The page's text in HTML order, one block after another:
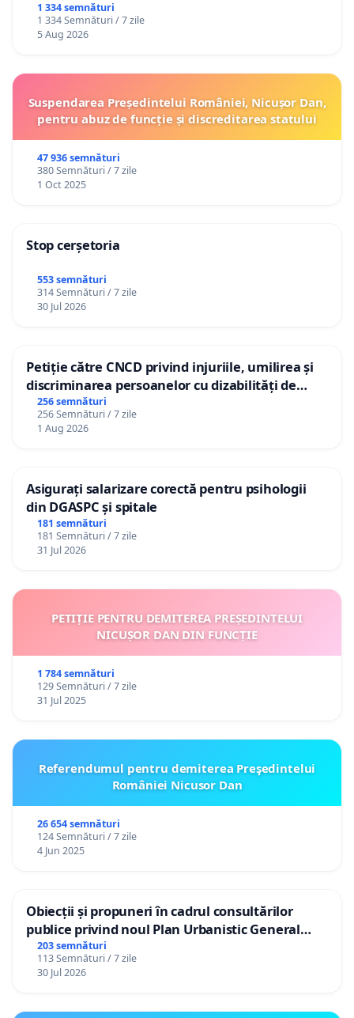
1 334 semnături
1 334 Semnături / 7 zile
5 Aug 2026
Suspendarea Președintelui României, Nicușor Dan,
pentru abuz de funcție și discreditarea statului
47 936 semnături
380 Semnături / 7 zile
1 Oct 2025
Stop cerșetoria
553 semnături
314 Semnături / 7 zile
30 Jul 2026
Petiție către CNCD privind injuriile, umilirea și
discriminarea persoanelor cu dizabilități de
către utilizatorul TikTok „Gorici”
256 semnături
256 Semnături / 7 zile
1 Aug 2026
Asigurați salarizare corectă pentru psihologii
din DGASPC și spitale
181 semnături
181 Semnături / 7 zile
31 Jul 2026
PETIȚIE PENTRU DEMITEREA PREȘEDINTELUI
NICUȘOR DAN DIN FUNCȚIE
1 784 semnături
129 Semnături / 7 zile
31 Jul 2025
Referendumul pentru demiterea Preşedintelui
României Nicusor Dan
26 654 semnături
124 Semnături / 7 zile
4 Jun 2025
Obiecții și propuneri în cadrul consultărilor
publice privind noul Plan Urbanistic General
(PUG) Ialoveni
203 semnături
113 Semnături / 7 zile
30 Jul 2026